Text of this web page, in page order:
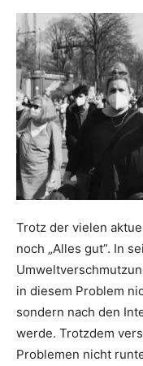
Trotz der vielen
noch „Alles gut”. In
in diesem Problem
sondern nach den
werde. Trotzdem
Problemen nicht